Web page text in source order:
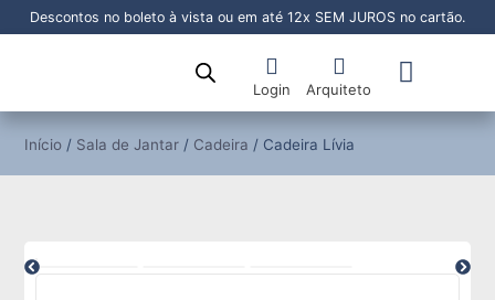
Descontos no boleto à vista ou em até 12x SEM JUROS no cartão.
Login Arquiteto
Início / Sala de Jantar / Cadeira / Cadeira Lívia